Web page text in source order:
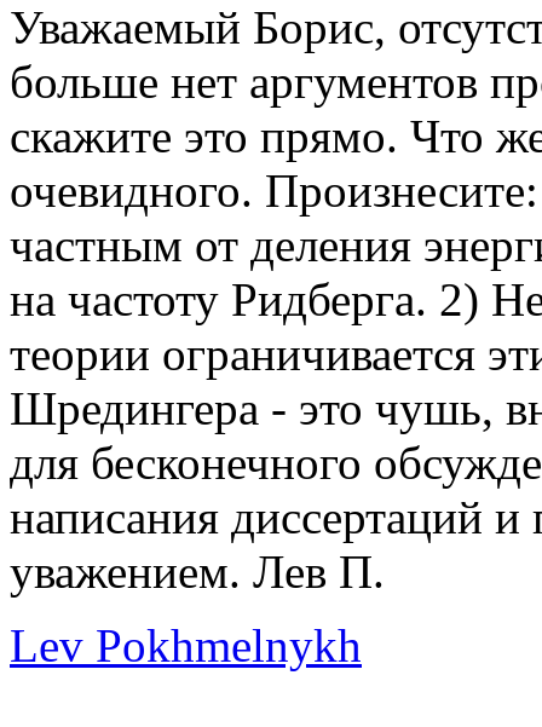
Уважаемый Борис,
больше нет аргументов
скажите это прямо. Что
очевидного.
частным от деления
на частоту Ридберга. 2)
теории ограничивается
Шредингера - это чушь,
для бесконечного
написания диссертаций и
уважением. Лев П.
Lev Pokhmelnykh